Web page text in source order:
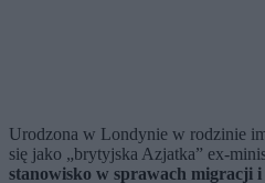
Urodzona w Londynie w rodzinie
się jako „brytyjska Azjatka” ex-
stanowisko w sprawach migracji i